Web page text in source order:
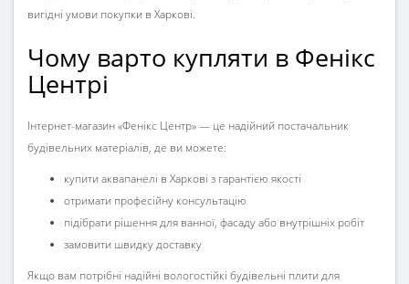
вигідні умови покупки в Харкові.
Чому варто купляти в Фенікс
Центрі
Інтернет-магазин «Фенікс Центр» — це надійний постачальник
будівельних матеріалів, де ви можете:
купити аквапанелі в Харкові з гарантією якості
отримати професійну консультацію
підібрати рішення для ванної, фасаду або внутрішніх робіт
замовити швидку доставку
Якщо вам потрібні надійні вологостійкі будівельні плити для